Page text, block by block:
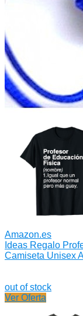
Amazon.es
Ideas Regalo
Camiseta Unisex
out of stock
Ver Oferta